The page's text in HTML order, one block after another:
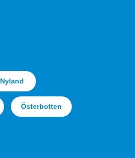
Nyland
Österbotten